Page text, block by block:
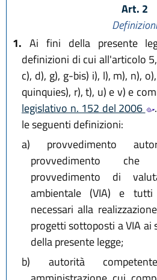
Art. 2
Definizioni
1. Ai fini della presente
definizioni di cui all'articolo
c), d), g), g-bis) i), l), m), n),
quinquies), r), t), u) e v) e
legislativo n. 152 del 2006
le seguenti definizioni:
a) provvedimento
provvedimento
provvedimento di
ambientale (VIA) e
necessari alla
progetti sottoposti a VIA ai
della presente legge;
b) autorità